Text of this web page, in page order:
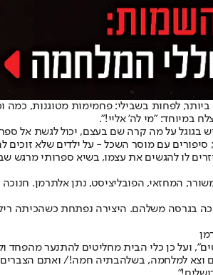
לפחות בשבילי: פחמימות מטוגנות,
במיוחד: "מי לה' אליי!".
בגוגל על מה קרה שם בעצם, יכול לגשת
עם מוסר השכל - על ילדים שלא
לו להגשים את עצמו, בשיא ספרותי מרגש
בגרסה משלהם. היצירה נפתחת
ועל כן כלי הבית מחליטים להתנער
למלחמה, בשלהבתיה חמה!/ ואתם הצברים,